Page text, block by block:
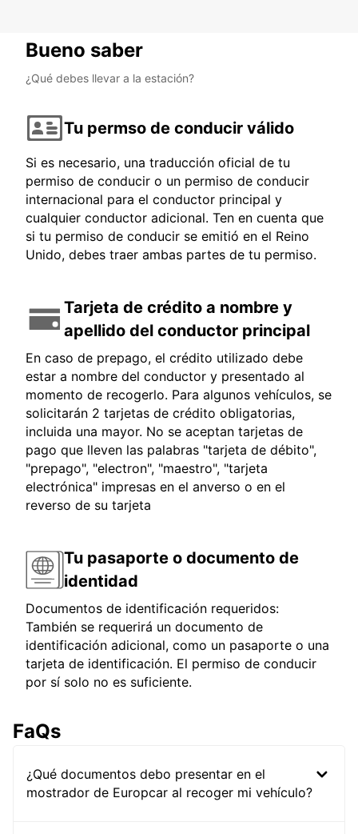
Bueno saber
¿Qué debes llevar a la estación?
Tu permso de conducir válido
Si es necesario, una traducción oficial de tu
permiso de conducir o un permiso de conducir
internacional para el conductor principal y
cualquier conductor adicional. Ten en cuenta que
si tu permiso de conducir se emitió en el Reino
Unido, debes traer ambas partes de tu permiso.
Tarjeta de crédito a nombre y
apellido del conductor principal
En caso de prepago, el crédito utilizado debe
estar a nombre del conductor y presentado al
momento de recogerlo. Para algunos vehículos, se
solicitarán 2 tarjetas de crédito obligatorias,
incluida una mayor. No se aceptan tarjetas de
pago que lleven las palabras "tarjeta de débito",
"prepago", "electron", "maestro", "tarjeta
electrónica" impresas en el anverso o en el
reverso de su tarjeta
Tu pasaporte o documento de
identidad
Documentos de identificación requeridos:
También se requerirá un documento de
identificación adicional, como un pasaporte o una
tarjeta de identificación. El permiso de conducir
por sí solo no es suficiente.
FaQs
¿Qué documentos debo presentar en el
mostrador de Europcar al recoger mi vehículo?